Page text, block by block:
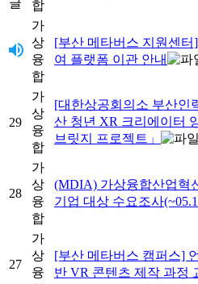
합
가
상
융
합
[부산 메타버스 지원센터
여 플랫폼 이관 안내
29
가
상
융
합
[대한상공회의소 부산인
산 청년 XR 크리에이터
브릿지 프로젝트」
28
가
상
융
합
(MDIA) 가상융합산업혁
기업 대상 수요조사
27
가
상
융
[부산 메타버스 캠퍼스]
반 VR 콘텐츠 제작 과정